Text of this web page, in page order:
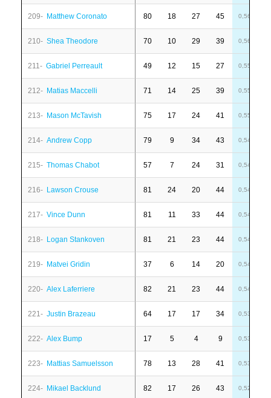
209- Matthew Coronato 80 18 27 45 0,56
210- Shea Theodore 70 10 29 39 0,56
211- Gabriel Perreault 49 12 15 27 0,55
212- Matias Maccelli 71 14 25 39 0,55
213- Mason McTavish 75 17 24 41 0,55
214- Andrew Copp 79 9 34 43 0,54
215- Thomas Chabot 57 7 24 31 0,54
216- Lawson Crouse 81 24 20 44 0,54
217- Vince Dunn 81 11 33 44 0,54
218- Logan Stankoven 81 21 23 44 0,54
219- Matvei Gridin 37 6 14 20 0,54
220- Alex Laferriere 82 21 23 44 0,54
221- Justin Brazeau 64 17 17 34 0,53
222- Alex Bump 17 5 4 9 0,53
223- Mattias Samuelsson 78 13 28 41 0,53
224- Mikael Backlund 82 17 26 43 0,52